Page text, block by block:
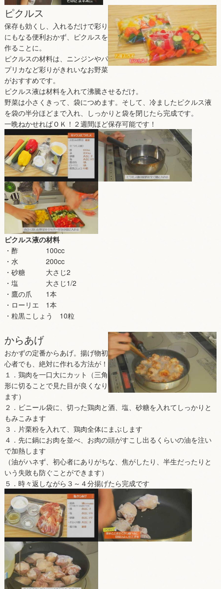
ピクルス
保存も効くし、入れるだけで彩り
にもなる便利おかず、ピクルスを
作ることに。
ピクルスの材料は、ニンジンやパ
プリカなど彩りがきれいなお野菜
がおすすめです。
ピクルス液は材料を入れて沸騰させるだけ。
野菜は小さくきって、袋につめます。そして、冷ましたピクルス液
を袋の半分ほどまで入れ、しっかりと袋を閉じたら完成です。
一晩ねかせればＯＫ！２週間ほど保存可能です！
ピクルス液の材料
・酢 100cc
・水 200cc
・砂糖 大さじ2
・塩 大さじ1/2
・鷹の爪 1本
・ローリエ 1本
・粒黒こしょう 10粒
からあげ
おかずの定番からあげ。揚げ物初
心者でも、絶対に作れる方法が！
１．鶏肉を一口大にカット（三角
形に切ることで見た目が良くなり
ます）
２．ビニール袋に、切った鶏肉と酒、塩、砂糖を入れてしっかりと
もみこみます
３．片栗粉を入れて、鶏肉全体にまぶします
４．先に鍋にお肉を並べ、お肉の頭がすこし出るくらいの油を注い
で加熱します
（油がハネず、初心者にありがちな、焦がしたり、半生だったりと
いう失敗も防ぐことができます）
５．時々返しながら３～４分揚げたら完成です